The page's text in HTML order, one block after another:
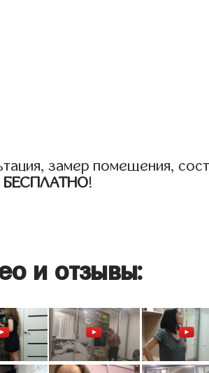
замер помещения,
БЕСПЛАТНО!
и отзывы: